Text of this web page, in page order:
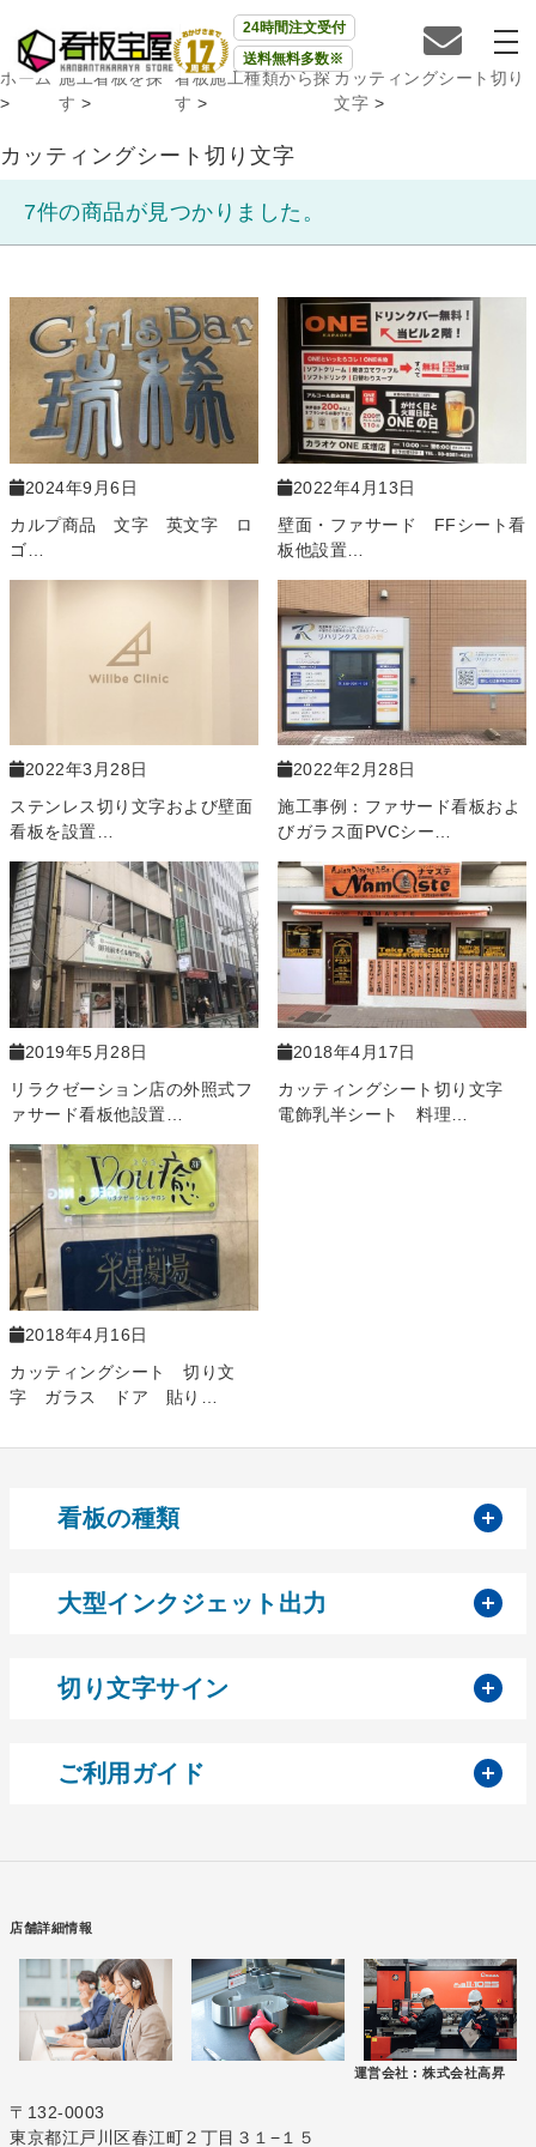
24時間注文受付
送料無料多数※
ホーム
>
施工看板を探
す >
看板施工種類から探
す >
カッティングシート切り
文字 >
カッティングシート切り文字
7件の商品が見つかりました。
2024年9月6日
カルプ商品 文字 英文字 ロ
ゴ…
2022年4月13日
壁面・ファサード FFシート看
板他設置…
2022年3月28日
ステンレス切り文字および壁面
看板を設置…
2022年2月28日
施工事例：ファサード看板およ
びガラス面PVCシー…
2019年5月28日
リラクゼーション店の外照式フ
ァサード看板他設置…
2018年4月17日
カッティングシート切り文字
電飾乳半シート 料理…
2018年4月16日
カッティングシート 切り文
字 ガラス ドア 貼り…
看板の種類
大型インクジェット出力
切り文字サイン
ご利用ガイド
店舗詳細情報
運営会社 : 株式会社高昇
〒132-0003
東京都江戸川区春江町２丁目３１−１５